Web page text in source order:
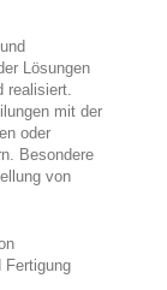
Lösungen
realisiert.
mit der
oder
Besondere
von
Fertigung